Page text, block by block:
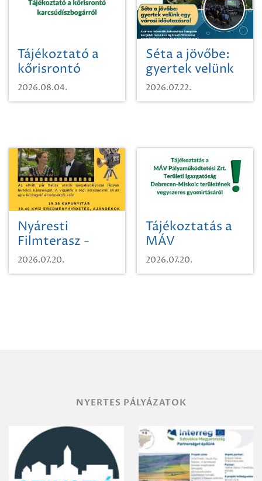
Tájékoztató a
kőrisrontó
karcsúdíszbogárról
2026.08.04.
Séta a jövőbe:
gyertek velünk
egy városi
időutazásra!
2026.07.22.
Nyáresti
Filmterasz -
Beugró a
Paradicsomba
2026.07.20.
Tájékoztatás a
MÁV
Pályaműködtetési
Zrt. Területi
2026.07.20.
NYERTES PÁLYÁZATOK